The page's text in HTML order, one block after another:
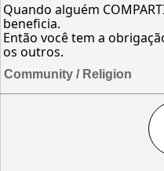
Quando alguém
beneficia.
Então você tem a
os outros.
Community / Religion